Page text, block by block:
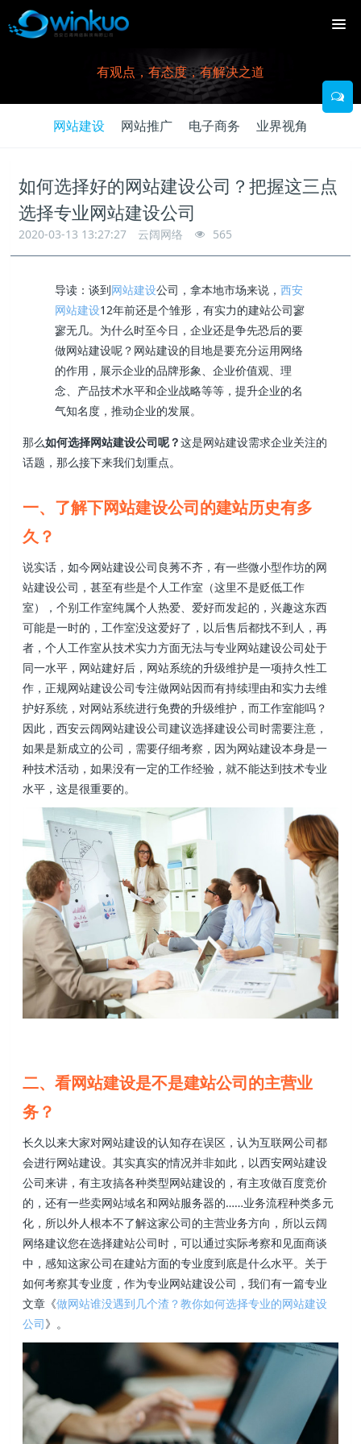
有观点，有态度，有解决之道
网站建设 网站推广 电子商务 业界视角
如何选择好的网站建设公司？把握这三点
选择专业网站建设公司
2020-03-13 13:27:27 云阔网络 565
导读：谈到网站建设公司，拿本地市场来说，西安
网站建设12年前还是个雏形，有实力的建站公司寥
寥无几。为什么时至今日，企业还是争先恐后的要
做网站建设呢？网站建设的目地是要充分运用网络
的作用，展示企业的品牌形象、企业价值观、理
念、产品技术水平和企业战略等等，提升企业的名
气知名度，推动企业的发展。
那么如何选择网站建设公司呢？这是网站建设需求企业关注的
话题，那么接下来我们划重点。
一、了解下网站建设公司的建站历史有多
久？
说实话，如今网站建设公司良莠不齐，有一些微小型作坊的网
站建设公司，甚至有些是个人工作室（这里不是贬低工作
室），个别工作室纯属个人热爱、爱好而发起的，兴趣这东西
可能是一时的，工作室没这爱好了，以后售后都找不到人，再
者，个人工作室从技术实力方面无法与专业网站建设公司处于
同一水平，网站建好后，网站系统的升级维护是一项持久性工
作，正规网站建设公司专注做网站因而有持续理由和实力去维
护好系统，对网站系统进行免费的升级维护，而工作室能吗？
因此，西安云阔网站建设公司建议选择建设公司时需要注意，
如果是新成立的公司，需要仔细考察，因为网站建设本身是一
种技术活动，如果没有一定的工作经验，就不能达到技术专业
水平，这是很重要的。
二、看网站建设是不是建站公司的主营业
务？
长久以来大家对网站建设的认知存在误区，认为互联网公司都
会进行网站建设。其实真实的情况并非如此，以西安网站建设
公司来讲，有主攻搞各种类型网站建设的，有主攻做百度竞价
的，还有一些卖网站域名和网站服务器的……业务流程种类多元
化，所以外人根本不了解这家公司的主营业务方向，所以云阔
网络建议您在选择建站公司时，可以通过实际考察和见面商谈
中，感知这家公司在建站方面的专业度到底是什么水平。关于
如何考察其专业度，作为专业网站建设公司，我们有一篇专业
文章《做网站谁没遇到几个渣？教你如何选择专业的网站建设
公司》。